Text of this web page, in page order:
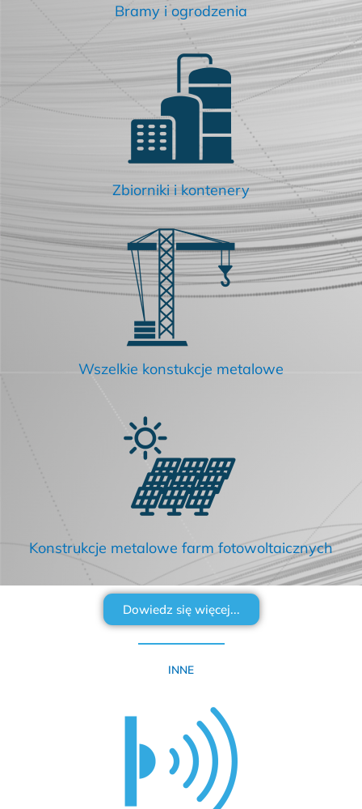
Bramy i ogrodzenia
Zbiorniki i kontenery
Wszelkie konstukcje metalowe
Konstrukcje metalowe farm fotowoltaicznych
Dowiedz się więcej...
INNE